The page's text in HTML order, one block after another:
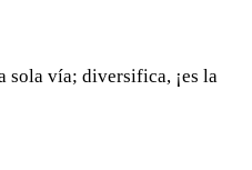
sola vía; diversifica, ¡es la